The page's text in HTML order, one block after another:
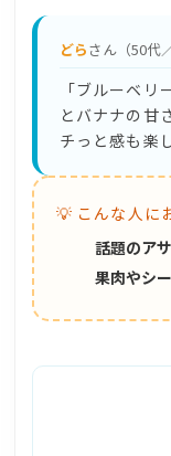
どらさん（50代
「ブルーベ
とバナナの甘
チっと感も楽
💡 こんな人に
話題のア
果肉やシ